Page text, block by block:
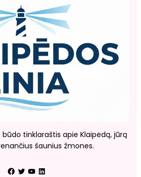
tinklaraštis apie Klaipėdą, jūrą
šaunius žmones.
Facebook Twitter YouTube LinkedIn